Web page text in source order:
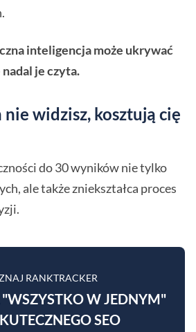
inteligencja może ukrywać
je czyta.
widzisz, kosztują cię
do 30 wyników nie tylko
ale także zniekształca proces
RANKTRACKER
W JEDNYM"
SEO